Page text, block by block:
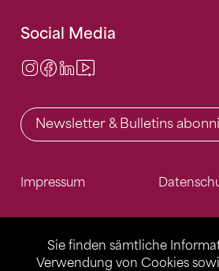
Sie finden sämtliche
Verwendung von Cookies
Social Media
Instagram
Facebook
LinkedIn
Newsletter & Bulletins
Impressum